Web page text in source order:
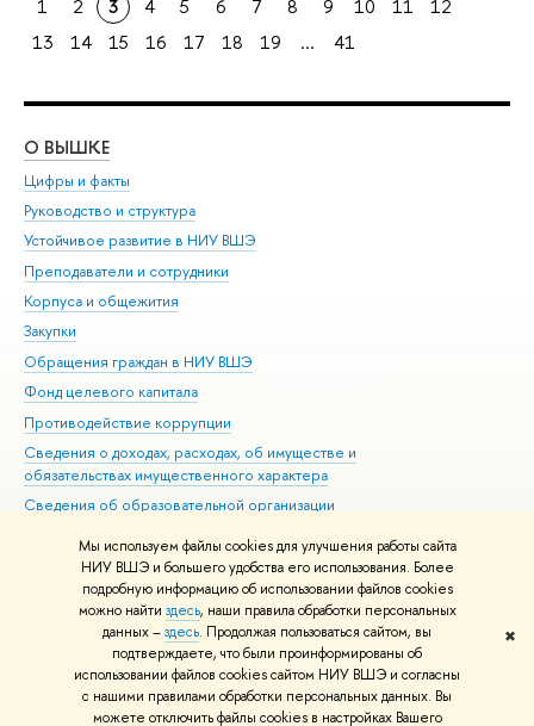
Мы используем файлы cookies для улучшения работы сайта
НИУ ВШЭ и большего удобства его использования. Более
подробную информацию об использовании файлов cookies
можно найти здесь, наши правила обработки персональных
данных –здесь. Продолжая пользоваться сайтом, вы
подтверждаете, что были проинформированы об
использовании файлов cookies сайтом НИУ ВШЭ и согласны
с нашими правилами обработки персональных данных. Вы
можете отключить файлы cookies в настройках Вашего
✖
1 2 3 4 5 6 7 8 9 10 11
12
13
14 15 16 17 18 19 ... 41
О ВЫШКЕ
Цифры и факты
Руководство и структура
Устойчивое развитие в НИУ ВШЭ
Преподаватели и сотрудники
Корпуса и общежития
Закупки
Обращения граждан в НИУ ВШЭ
Фонд целевого капитала
Противодействие коррупции
Сведения о доходах, расходах, об имуществе и
обязательствах имущественного характера
Сведения об образовательной организации
Людям с ограниченными возможностями здоровья
Единая платежная страница
Работа в Вышке
© НИУ ВШЭ 1993–2026 Адреса и контакты Условия использования
материалов Политика конфиденциальности Карта сайта
Шрифты HSE Sans и HSE Slab разработаны вШколе дизайна НИУ ВШЭ